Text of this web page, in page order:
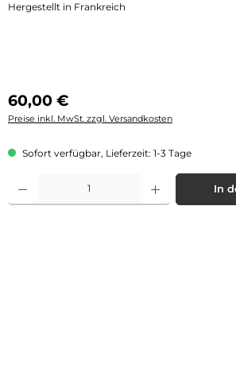
Hergestellt in Frankreich
Regulärer Preis:
60,00 €
Preise inkl. MwSt. zzgl. Versandkosten
Sofort verfügbar, Lieferzeit: 1-3 Tage
Produkt Anzahl: Gib den gewünschten Wert ein
In